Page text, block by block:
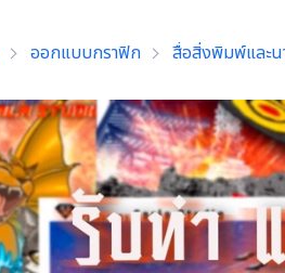
ออกแบบกราฟิก สื่อสิ่งพิมพ์และ